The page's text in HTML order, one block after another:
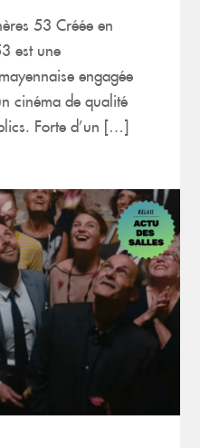
53 Créée en
est une
engagée
cinéma de qualité
Forte d’un […]